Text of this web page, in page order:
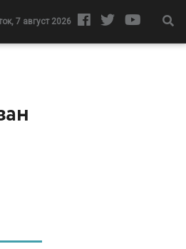
7 август 2026